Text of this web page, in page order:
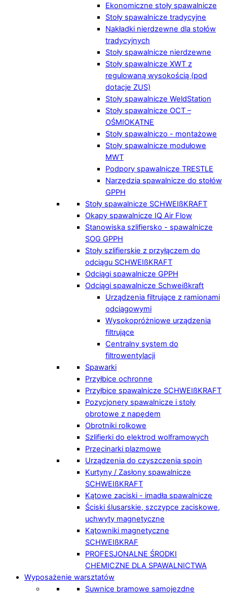
Ekonomiczne stoły spawalnicze
Stoły spawalnicze tradycyjne
Nakładki nierdzewne dla stołów
tradycyjnych
Stoły spawalnicze nierdzewne
Stoły spawalnicze XWT z
regulowaną wysokością (pod
dotacje ZUS)
Stoły spawalnicze WeldStation
Stoły spawalnicze OCT –
OŚMIOKĄTNE
Stoły spawalniczo - montażowe
Stoły spawalnicze modułowe
MWT
Podpory spawalnicze TRESTLE
Narzędzia spawalnicze do stołów
GPPH
Stoły spawalnicze SCHWEIßKRAFT
Okapy spawalnicze IQ Air Flow
Stanowiska szlifiersko - spawalnicze
SOG GPPH
Stoły szlifierskie z przyłączem do
odciągu SCHWEIßKRAFT
Odciągi spawalnicze GPPH
Odciągi spawalnicze Schweißkraft
Urządzenia filtrujące z ramionami
odciągowymi
Wysokopróżniowe urządzenia
filtrujące
Centralny system do
filtrowentylacji
Spawarki
Przyłbice ochronne
Przyłbice spawalnicze SCHWEIßKRAFT
Pozycjonery spawalnicze i stoły
obrotowe z napędem
Obrotniki rolkowe
Szlifierki do elektrod wolframowych
Przecinarki plazmowe
Urządzenia do czyszczenia spoin
Kurtyny / Zasłony spawalnicze
SCHWEIßKRAFT
Kątowe zaciski - imadła spawalnicze
Ściski ślusarskie, szczypce zaciskowe,
uchwyty magnetyczne
Kątowniki magnetyczne
SCHWEIßKRAF
PROFESJONALNE ŚRODKI
CHEMICZNE DLA SPAWALNICTWA
Wyposażenie warsztatów
Suwnice bramowe samojezdne